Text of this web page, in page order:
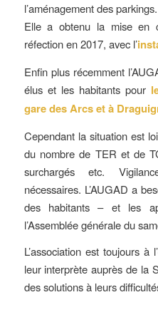
l’aménagement des parkings.
Elle a obtenu la mise en
réfection en 2017, avec l’
Enfin plus récemment
élus et les habitants pour
gare des Arcs et à
Cependant la situation est
du nombre de TER et de
surchargés etc.
nécessaires. L’AUGAD a
des habitants – et les
l’Assemblée générale du
L’association est toujours à
leur interprète auprès de la
des solutions à leurs